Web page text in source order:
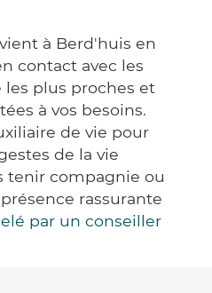
à Berd'huis en
contact avec les
les plus proches et
à vos besoins.
de vie pour
de la vie
tenir compagnie ou
rassurante
par un conseiller